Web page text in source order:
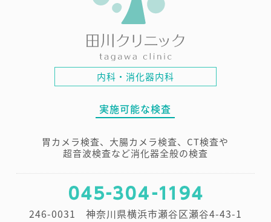
内科・消化器内科
実施可能な検査
胃カメラ検査、大腸カメラ検査、CT検査や
超音波検査など消化器全般の検査
246-0031 神奈川県横浜市瀬谷区瀬谷4-43-1